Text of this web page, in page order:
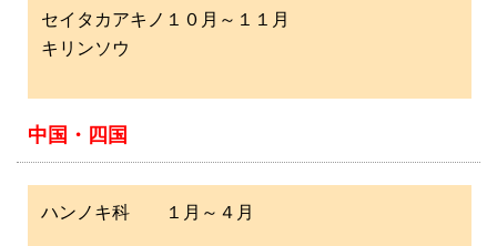
セイタカアキノ１０月～１１月
キリンソウ
中国・四国
ハンノキ科 １月～４月